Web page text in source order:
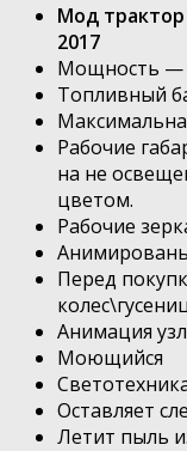
Мод трактор
2017
Мощность —
Топливный
Рабочие
на не
цветом.
Рабочие
Перед
Анимация
Моющийся
Оставляет
Летит пыль